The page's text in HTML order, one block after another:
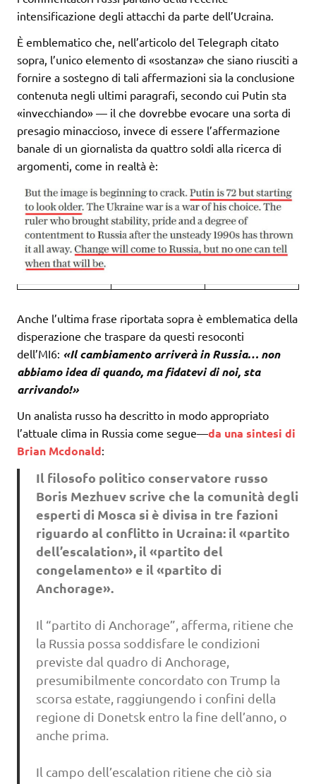
intensificazione degli attacchi da parte dell’Ucraina.
È emblematico che, nell’articolo del Telegraph citato
sopra, l’unico elemento di «sostanza» che siano riusciti a
fornire a sostegno di tali affermazioni sia la conclusione
contenuta negli ultimi paragrafi, secondo cui Putin sta
«invecchiando» — il che dovrebbe evocare una sorta di
presagio minaccioso, invece di essere l’affermazione
banale di un giornalista da quattro soldi alla ricerca di
argomenti, come in realtà è:
Anche l’ultima frase riportata sopra è emblematica della
disperazione che traspare da questi resoconti
dell’MI6: «Il cambiamento arriverà in Russia… non
abbiamo idea di quando, ma fidatevi di noi, sta
arrivando!»
Un analista russo ha descritto in modo appropriato
l’attuale clima in Russia come segue—da una sintesi di
Brian Mcdonald:
Il filosofo politico conservatore russo
Boris Mezhuev scrive che la comunità degli
esperti di Mosca si è divisa in tre fazioni
riguardo al conflitto in Ucraina: il «partito
dell’escalation», il «partito del
congelamento» e il «partito di
Anchorage».
Il “partito di Anchorage”, afferma, ritiene che
la Russia possa soddisfare le condizioni
previste dal quadro di Anchorage,
presumibilmente concordato con Trump la
scorsa estate, raggiungendo i confini della
regione di Donetsk entro la fine dell’anno, o
anche prima.
Il campo dell’escalation ritiene che ciò sia